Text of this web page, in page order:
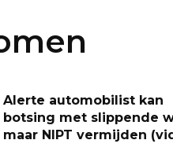
Alerte automobilist kan
botsing met slippende
maar NIPT vermijden